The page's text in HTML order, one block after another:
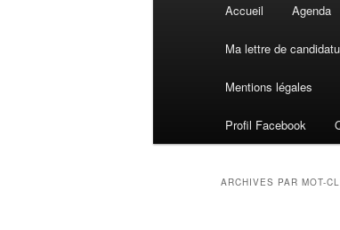
Accueil Agenda
Ma lettre de
Mentions légales
Profil Facebook
ARCHIVES PAR MOT-